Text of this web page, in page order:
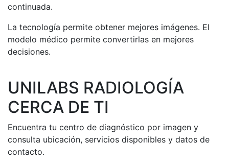
continuada.
La tecnología permite obtener mejores imágenes. El
modelo médico permite convertirlas en mejores
decisiones.
UNILABS RADIOLOGÍA
CERCA DE TI
Encuentra tu centro de diagnóstico por imagen y
consulta ubicación, servicios disponibles y datos de
contacto.